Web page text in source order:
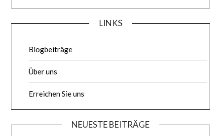
LINKS
Blogbeiträge
Über uns
Erreichen Sie uns
NEUESTE BEITRÄGE